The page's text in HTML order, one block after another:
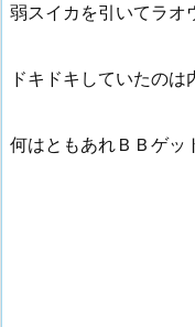
弱スイカを引いてラオ
ドキドキしていたのは
何はともあれＢＢゲッ